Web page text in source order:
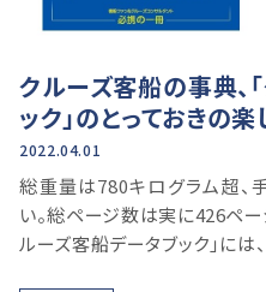
クルーズ客船の事典、
ック」のとっておきの
2022.04.01
総重量は780キログラム超、
い。総ページ数は実に426ペ
ルーズ客船データブック」には